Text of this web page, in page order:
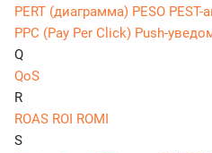
PERT (диаграмма) PESO PEST-
PPC (Pay Per Click) Push-
Q
QoS
R
ROAS ROI ROMI
S